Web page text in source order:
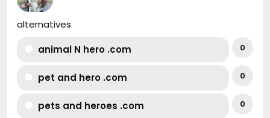
alternatives
animal N hero .com
0
pet and hero .com 0
pets and heroes .com 0